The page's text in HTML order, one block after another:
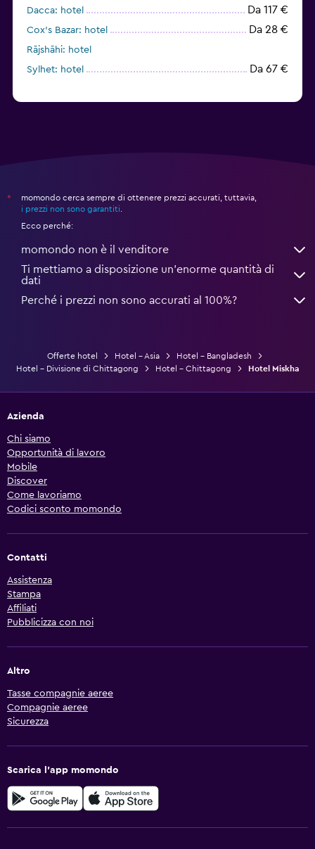
Dacca: hotel Da 117 €
Cox's Bazar: hotel Da 28 €
Rājshāhi: hotel
Sylhet: hotel
Da 67 €
*
momondo cerca sempre di ottenere prezzi accurati, tuttavia,
i prezzi non sono garantiti
Ecco perché:
momondo non è il venditore
Ti mettiamo a disposizione un’enorme quantità di
dati
Perché i prezzi non sono accurati al 100%?
Offerte hotel Hotel - Asia
Hotel - Bangladesh
Hotel - Divisione di Chittagong
Hotel - Chittagong Hotel Miskha
Azienda
Chi siamo
Opportunità di lavoro
Mobile
Discover
Come lavoriamo
Codici sconto momondo
Contatti
Assistenza
Stampa
Affiliati
Pubblicizza con noi
Altro
Tasse compagnie aeree
Compagnie aeree
Sicurezza
Scarica l'app momondo